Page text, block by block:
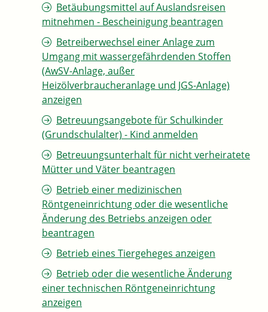
Betäubungsmittel auf Auslandsreisen
mitnehmen - Bescheinigung beantragen
Betreiberwechsel einer Anlage zum
Umgang mit wassergefährdenden Stoffen
(AwSV-Anlage, außer
Heizölverbraucheranlage und JGS-Anlage)
anzeigen
Betreuungsangebote für Schulkinder
(Grundschulalter) - Kind anmelden
Betreuungsunterhalt für nicht verheiratete
Mütter und Väter beantragen
Betrieb einer medizinischen
Röntgeneinrichtung oder die wesentliche
Änderung des Betriebs anzeigen oder
beantragen
Betrieb eines Tiergeheges anzeigen
Betrieb oder die wesentliche Änderung
einer technischen Röntgeneinrichtung
anzeigen